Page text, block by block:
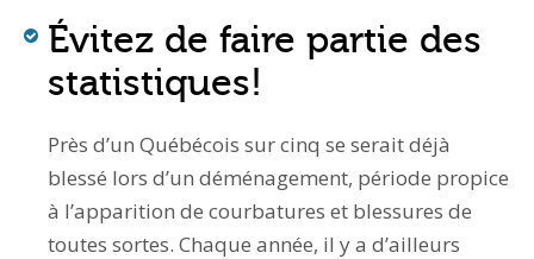
Évitez de faire partie des
statistiques!
Près d’un Québécois sur cinq se serait déjà
blessé lors d’un déménagement, période propice
à l’apparition de courbatures et blessures de
toutes sortes. Chaque année, il y a d’ailleurs